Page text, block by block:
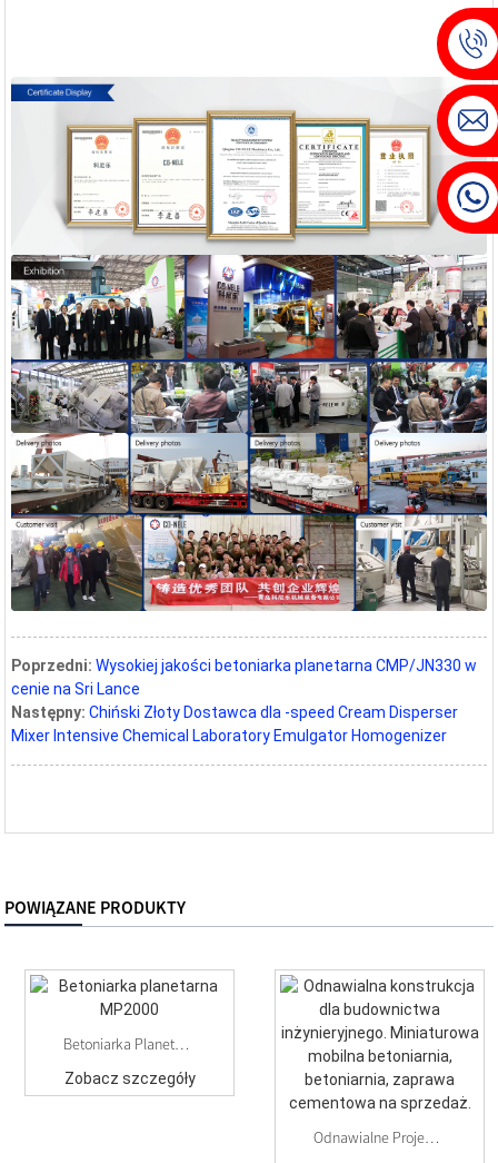
Poprzedni: Wysokiej jakości betoniarka planetarna CMP/JN330 w
cenie na Sri Lance
Następny: Chiński Złoty Dostawca dla -speed Cream Disperser
Mixer Intensive Chemical Laboratory Emulgator Homogenizer
POWIĄZANE PRODUKTY
Betoniarka Planetarna MP2000
Zobacz szczegóły
Odnawialne Projektowanie W Budownictwie Inżynieryjnym...